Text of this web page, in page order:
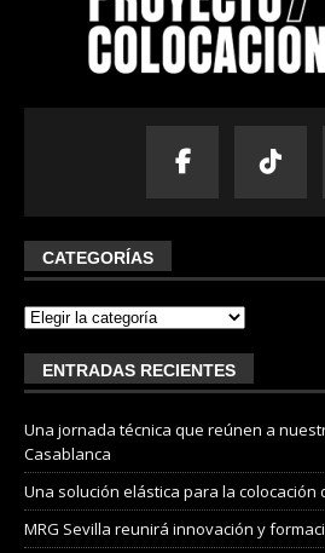
CATEGORÍAS
ENTRADAS RECIENTES
Una jornada técnica que reúnen a
Casablanca
Una solución elástica para la
MRG Sevilla reunirá innovación y